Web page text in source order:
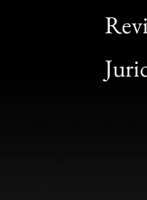
Bon
Clic